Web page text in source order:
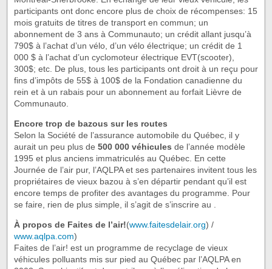
participants ont donc encore plus de choix de récompenses: 15
mois gratuits de titres de transport en commun; un
abonnement de 3 ans à Communauto; un crédit allant jusqu’à
790$ à l’achat d’un vélo, d’un vélo électrique; un crédit de 1
000 $ à l’achat d’un cyclomoteur électrique EVT(scooter),
300$; etc. De plus, tous les participants ont droit à un reçu pour
fins d’impôts de 55$ à 100$ de la Fondation canadienne du
rein et à un rabais pour un abonnement au forfait Lièvre de
Communauto.
Encore trop de bazous sur les routes
Selon la Société de l’assurance automobile du Québec, il y
aurait un peu plus de 500 000 véhicules de l’année modèle
1995 et plus anciens immatriculés au Québec. En cette
Journée de l’air pur, l’AQLPA et ses partenaires invitent tous les
propriétaires de vieux bazou à s’en départir pendant qu’il est
encore temps de profiter des avantages du programme. Pour
se faire, rien de plus simple, il s’agit de s’inscrire au .
À propos de Faites de l’air!(www.faitesdelair.org) /
www.aqlpa.com)
Faites de l’air! est un programme de recyclage de vieux
véhicules polluants mis sur pied au Québec par l’AQLPA en